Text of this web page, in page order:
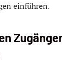
einführen.